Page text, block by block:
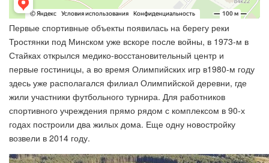
Первые спортивные объекты появилась на берегу реки
Тростянки под Минском уже вскоре после войны, в 1973‑м в
Стайках открылся медико‑восстановительный центр и
первые гостиницы, а во время Олимпийских игр в1980-м году
здесь уже располагался филиал Олимпийской деревни, где
жили участники футбольного турнира. Для работников
спортивного учреждения прямо рядом с комплексом в 90-х
годах построили два жилых дома. Еще одну новостройку
возвели в 2014 году.